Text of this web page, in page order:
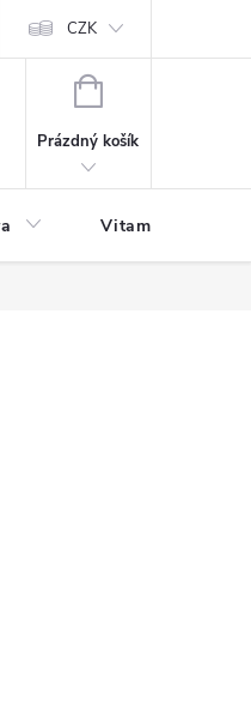
Formulář pro odstoupení od
CZK
NÁKUPNÍ
Prázdný košík
Vitamíny a